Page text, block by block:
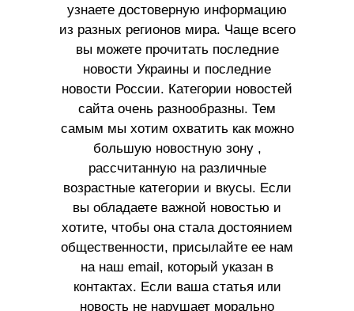
узнаете достоверную информацию
из разных регионов мира. Чаще всего
вы можете прочитать последние
новости Украины и последние
новости России. Категории новостей
сайта очень разнообразны. Тем
самым мы хотим охватить как можно
большую новостную зону ,
рассчитанную на различные
возрастные категории и вкусы. Если
вы обладаете важной новостью и
хотите, чтобы она стала достоянием
общественности, присылайте ее нам
на наш email, который указан в
контактах. Если ваша статья или
новость не нарушает морально